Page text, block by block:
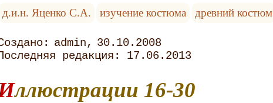
д.и.н. Яценко С.А.
изучение костюма древний костюм
admin
30.10.2008
17.06.2013
Иллюстрации 16-30